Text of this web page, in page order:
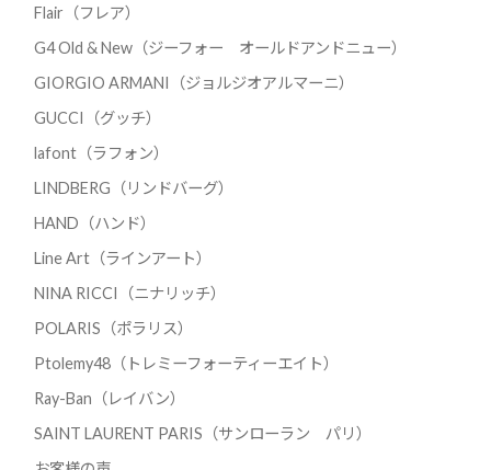
Flair（フレア）
G4 Old & New（ジーフォー オールドアンドニュー）
GIORGIO ARMANI（ジョルジオアルマーニ）
GUCCI（グッチ）
lafont（ラフォン）
LINDBERG（リンドバーグ）
HAND（ハンド）
Line Art（ラインアート）
NINA RICCI（ニナリッチ）
POLARIS（ポラリス）
Ptolemy48（トレミーフォーティーエイト）
Ray-Ban（レイバン）
SAINT LAURENT PARIS（サンローラン パリ）